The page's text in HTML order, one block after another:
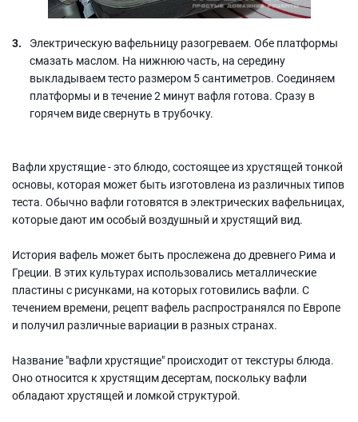
Электрическую вафельницу разогреваем. Обе платформы
смазать маслом. На нижнюю часть, на середину
выкладываем тесто размером 5 сантиметров. Соединяем
платформы и в течение 2 минут вафля готова. Сразу в
горячем виде свернуть в трубочку.
Вафли хрустящие - это блюдо, состоящее из хрустящей тонкой
основы, которая может быть изготовлена из различных типов
теста. Обычно вафли готовятся в электрических вафельницах,
которые дают им особый воздушный и хрустящий вид.
История вафель может быть прослежена до древнего Рима и
Греции. В этих культурах использовались металлические
пластины с рисунками, на которых готовились вафли. С
течением времени, рецепт вафель распространялся по Европе
и получил различные вариации в разных странах.
Название "вафли хрустящие" происходит от текстуры блюда.
Оно относится к хрустящим десертам, поскольку вафли
обладают хрустящей и ломкой структурой.